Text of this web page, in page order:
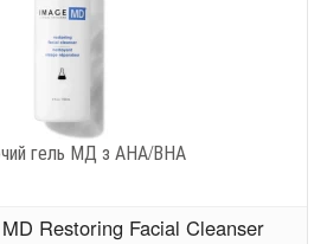
гель МД з АНА/ВНА
Restoring Facial Cleanser